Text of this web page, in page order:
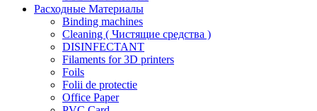
Расходные Материалы
Binding machines
Cleaning ( Чистящие средства )
DISINFECTANT
Filaments for 3D printers
Foils
Folii de protectie
Office Paper